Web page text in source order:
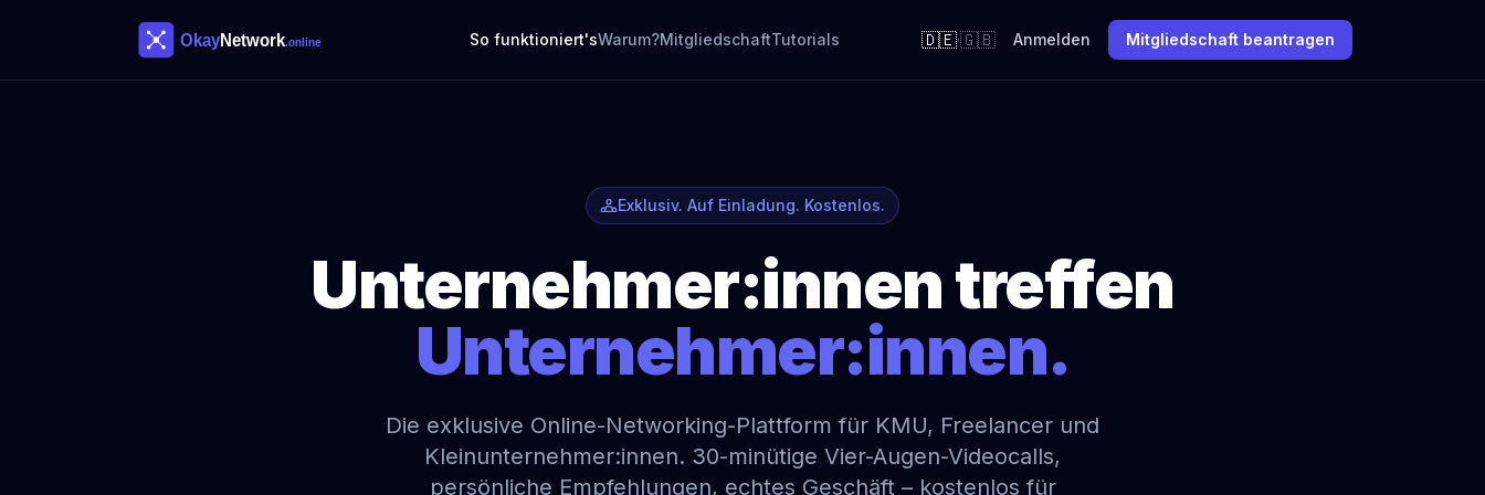
So funktioniert'sWarum?MitgliedschaftTutorials 🇩🇪·🇬🇧 Anmelden Mitgliedschaft beantragen
Exklusiv. Auf Einladung. Kostenlos.
Unternehmer:innen treffen
Unternehmer:innen.
Die exklusive Online-Networking-Plattform für KMU, Freelancer und
Kleinunternehmer:innen. 30-minütige Vier-Augen-Videocalls,
persönliche Empfehlungen, echtes Geschäft – kostenlos für